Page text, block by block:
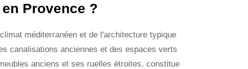
Provence ?
méditerranéen et de l'architecture typique
canalisations anciennes et des espaces verts
anciens et ses ruelles étroites, constitue